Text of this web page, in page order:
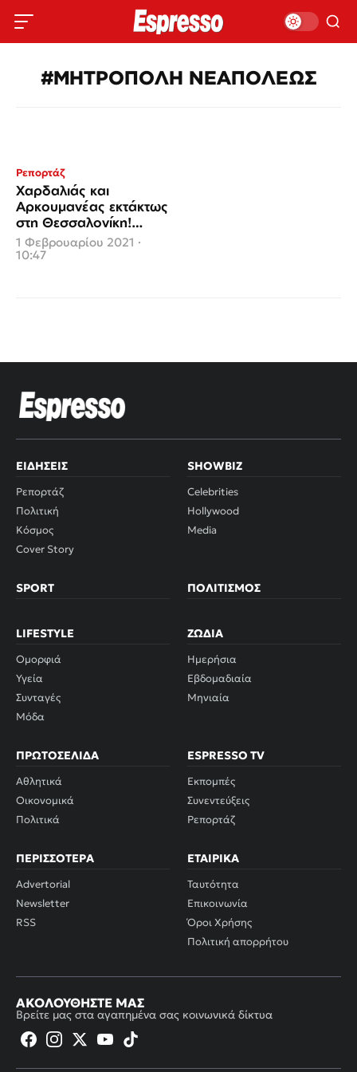
#ΜΗΤΡΟΠΟΛΗ ΝΕΑΠΟΛΕΩΣ
Ρεπορτάζ
Χαρδαλιάς και
Αρκουμανέας εκτάκτως
στη Θεσσαλονίκη!
Εντοπίστηκε κρούσμα
στη Μητρόπολη
1 Φεβρουαρίου 2021 ·
10:47
ΕΙΔΉΣΕΙΣ
Ρεπορτάζ
Πολιτική
Κόσμος
Cover Story
SHOWBIZ
Celebrities
Hollywood
Media
SPORT ΠΟΛΙΤΙΣΜΌΣ
LIFESTYLE
Ομορφιά
Υγεία
Συνταγές
Μόδα
ΖΏΔΙΑ
Ημερήσια
Εβδομαδιαία
Μηνιαία
ΠΡΩΤΟΣΈΛΙΔΑ
Αθλητικά
Οικονομικά
Πολιτικά
ESPRESSO TV
Εκπομπές
Συνεντεύξεις
Ρεπορτάζ
ΠΕΡΙΣΣΌΤΕΡΑ
Advertorial
Newsletter
RSS
ΕΤΑΙΡΙΚΆ
Ταυτότητα
Επικοινωνία
Όροι Χρήσης
Πολιτική απορρήτου
ΑΚΟΛΟΥΘΉΣΤΕ ΜΑΣ
Βρείτε μας στα αγαπημένα σας κοινωνικά δίκτυα